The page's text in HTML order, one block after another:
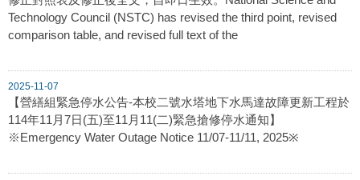
Technology Council (NSTC) has revised the third point, revised
comparison table, and revised full text of the
2025-11-07
【營繕組緊急停水公告-本校二號水塔地下水馬達故障更新工程於
114年11月7日(五)至11月11(二)緊急搶修停水通知】
※Emergency Water Outage Notice 11/07-11/11, 2025※